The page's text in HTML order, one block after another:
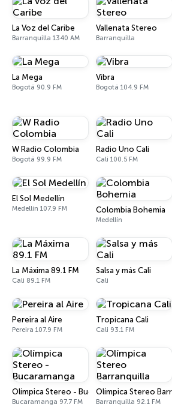
La Voz del Caribe
Barranquilla 1340 AM
Vallenata Stereo
Barranquilla
La Mega
Bogotá 90.9 FM
Vibra
Bogotá 104.9 FM
W Radio Colombia
Bogotá 99.9 FM
Radio Uno Cali
Cali 100.5 FM
El Sol Medellín
Medellín 107.9 FM Colombia Bohemia
Medellín
La Máxima 89.1 FM
Cali 89.1 FM
Salsa y más Cali
Cali
Pereira al Aire
Pereira 107.9 FM
Tropicana Cali
Cali 93.1 FM
Olímpica Stereo - Bucaramanga
Bucaramanga 97.7 FM
Olímpica Stereo
Barranquilla 92.1 FM